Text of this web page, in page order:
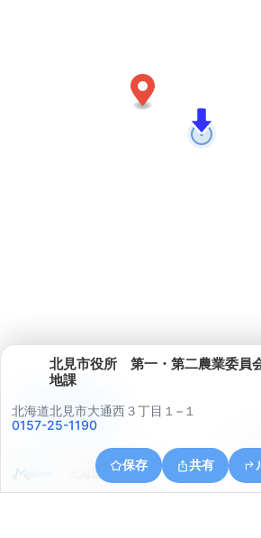
北見市役所 第一・第二農業委員
地課
北海道北見市大通西３丁目１−１
0157-25-1190
保存 共有
北海道北見市川東
アプリで見る